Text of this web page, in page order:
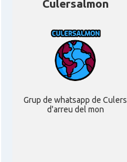
Culersalmon
Grup de whatsapp de Culers
d'arreu del mon